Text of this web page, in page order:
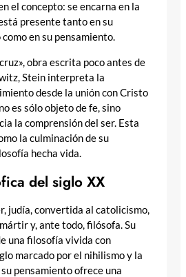
el concepto: se encarna en la
presente tanto en su
en su pensamiento.
obra escrita poco antes de
Stein interpreta la
desde la unión con Cristo
es sólo objeto de fe, sino
la comprensión del ser. Esta
la culminación de su
hecha vida.
del siglo XX
judía, convertida al catolicismo,
y, ante todo, filósofa. Su
una filosofía vivida con
marcado por el nihilismo y la
pensamiento ofrece una